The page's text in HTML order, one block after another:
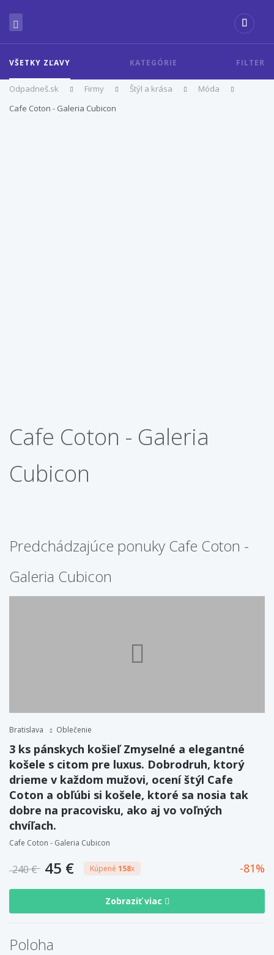
VŠETKY ZĽAVY KATEGÓRIE FILTER
Odpadneš.sk Firmy Štýl a krása
Móda
Cafe Coton - Galeria Cubicon
Cafe Coton - Galeria
Cubicon
Predchádzajúce ponuky Cafe Coton -
Galeria Cubicon
Bratislava Oblečenie
3 ks pánskych košieľ Zmyselné a elegantné
košele s citom pre luxus. Dobrodruh, ktorý
drieme v každom mužovi, ocení štýl Cafe
Coton a obľúbi si košele, ktoré sa nosia tak
dobre na pracovisku, ako aj vo voľných
chvíľach.
Cafe Coton - Galeria Cubicon
240 € 45 € Kúpené 158x 81
Zobraziť viac
Poloha